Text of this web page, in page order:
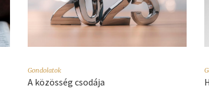
Gondolatok
A közösség csodája